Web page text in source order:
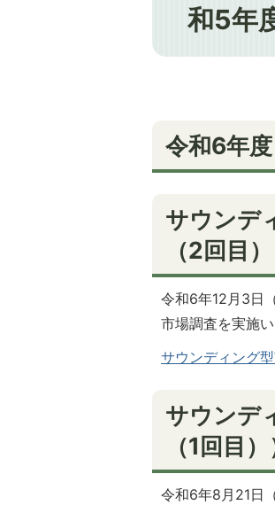
和5年
令和6年度
サウンデ
（2回目）
令和6年12月3日
市場調査を実施
サウンディング
サウンデ
（1回目）
令和6年8月21日